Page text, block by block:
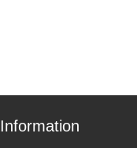
Information